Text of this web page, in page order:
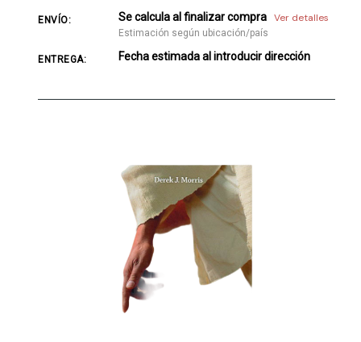
ENVÍO: Se calcula al finalizar compra Ver detalles
Estimación según ubicación/país
ENTREGA: Fecha estimada al introducir dirección